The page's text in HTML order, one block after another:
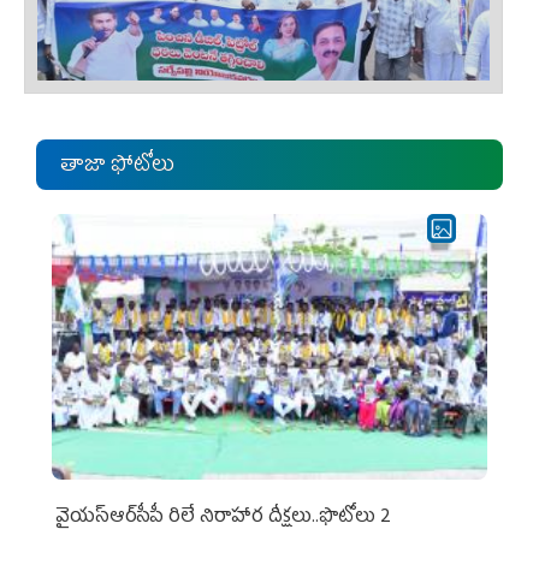
తాజా ఫోటోలు
వైయ‌స్ఆర్‌సీపీ రిలే నిరాహార దీక్షలు..ఫొటోలు 2